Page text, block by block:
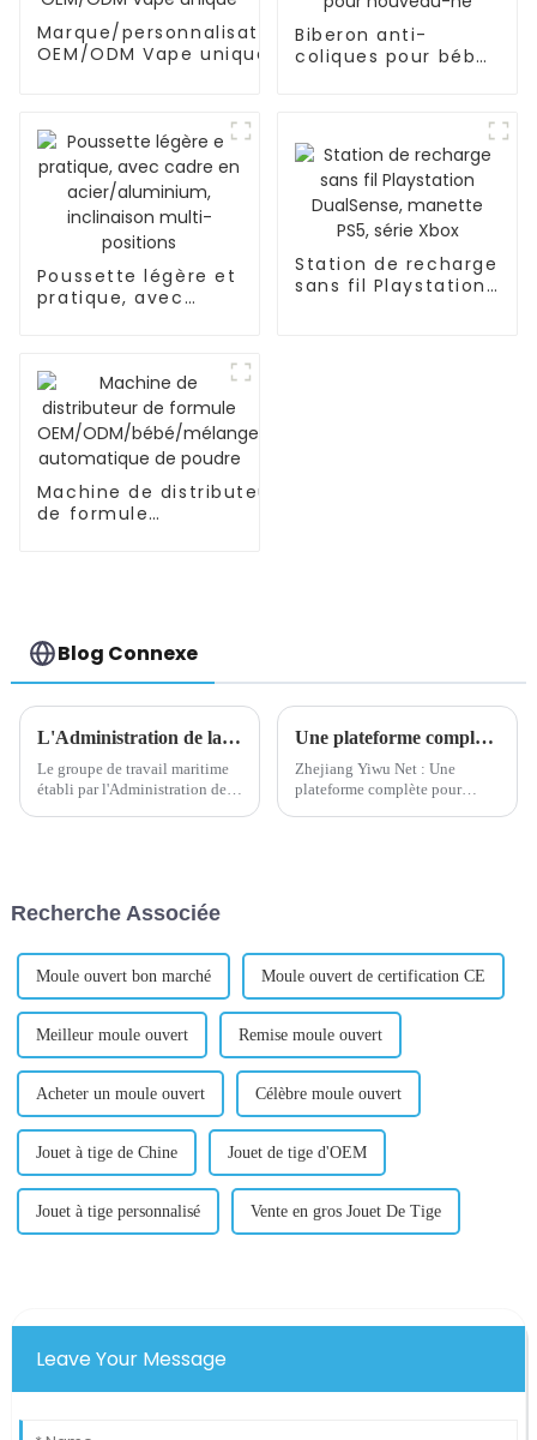
Marque/personnalisation
OEM/ODM Vape unique
Biberon anti-
coliques pour bébé
Poussette légère et
pratique, avec
positions
Station de recharge
sans fil Playstation
Machine de distributeur
de formule
Blog Connexe
L'Administration de la sécurité maritime met en place un groupe de travail maritime à Yiwu, un port sec
Le groupe de travail maritime
établi par l'Administration de la
guichet unique » sur site...
Une plateforme complète pour promouvoir le développement du commerce électronique sur le marché des petites matières premières
Zhejiang Yiwu Net : Une
plateforme complète pour
Recherche Associée
Moule ouvert bon marché Moule ouvert de certification CE
Meilleur moule ouvert Remise moule ouvert
Acheter un moule ouvert Célèbre moule ouvert
Jouet à tige de Chine Jouet de tige d'OEM
Jouet à tige personnalisé Vente en gros Jouet De Tige
Leave Your Message